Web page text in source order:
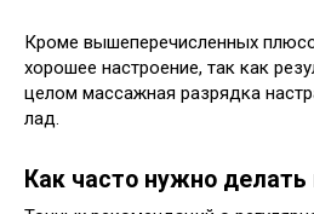
Кроме вышеперечисленных
хорошее настроение, так как
целом массажная разрядка
лад.
Как часто нужно